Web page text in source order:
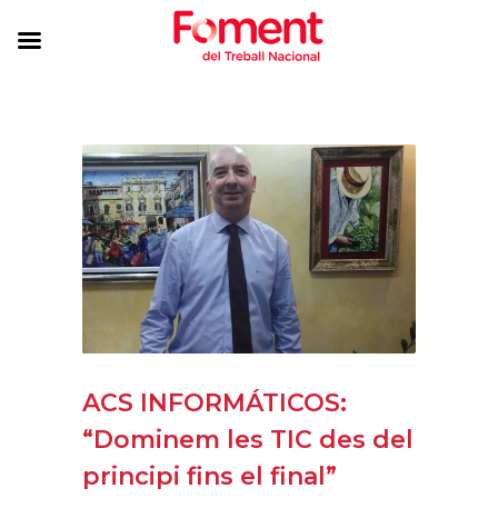
ACS INFORMÁTICOS:
“Dominem les TIC des del
principi fins el final”